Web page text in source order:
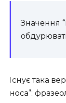
Значення
Існує така
носа”: